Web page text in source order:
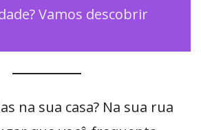
Vamos descobrir
na sua casa? Na sua rua